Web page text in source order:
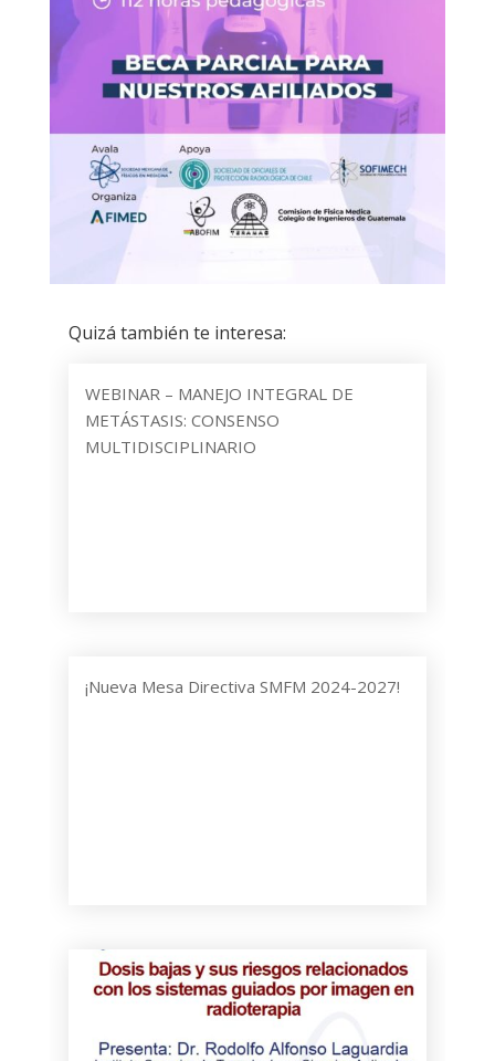
Quizá también te interesa:
WEBINAR – MANEJO INTEGRAL DE
METÁSTASIS: CONSENSO
MULTIDISCIPLINARIO
¡Nueva Mesa Directiva SMFM 2024-2027!